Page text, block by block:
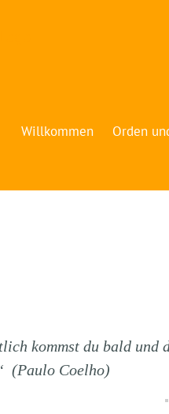
Willkommen Orden
kommst du bald
(Paulo Coelho)